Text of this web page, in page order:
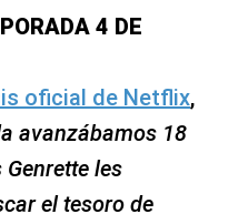
4 DE
oficial de Netflix,
avanzábamos 18
les
el tesoro de